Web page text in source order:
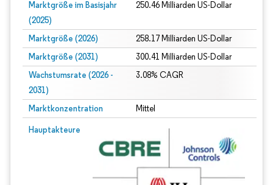
Marktgröße im Basisjahr
(2025)
250.46 Milliarden US-Dollar
Marktgröße (2026) 258.17 Milliarden US-Dollar
Marktgröße (2031) 300.41 Milliarden US-Dollar
Wachstumsrate (2026 -
2031)
3.08% CAGR
Marktkonzentration Mittel
Hauptakteure
Bild © Mordor Intelligence. Wiederverwendung erfordert Namensnennung